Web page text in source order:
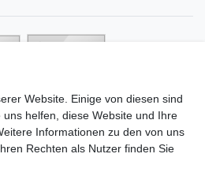
Website. Einige von diesen sind
helfen, diese Website und Ihre
Informationen zu den von uns
Rechten als Nutzer finden Sie